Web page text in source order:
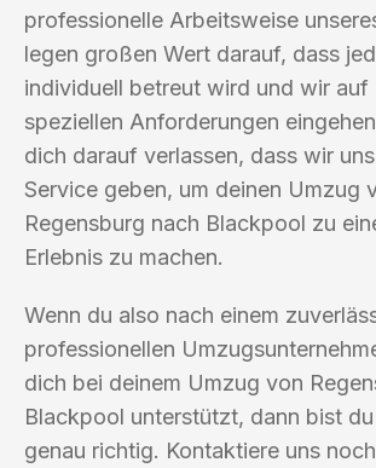
professionelle Arbeitsweise
legen großen Wert darauf, dass
individuell betreut wird und wir auf
speziellen Anforderungen
dich darauf verlassen, dass wir
Service geben, um deinen Umzug
Regensburg nach Blackpool zu
Erlebnis zu machen.
Wenn du also nach einem
professionellen
dich bei deinem Umzug von
Blackpool unterstützt, dann bist
genau richtig. Kontaktiere uns